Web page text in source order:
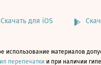
Скачать для iOS
использование материалов
перепечатки и при наличии